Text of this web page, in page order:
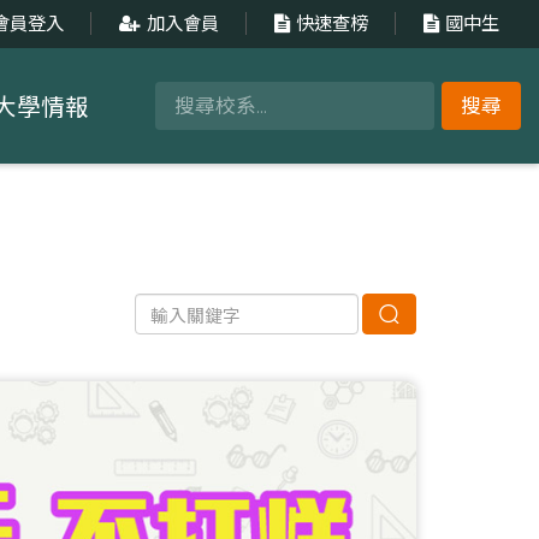
員登入 加入會員 快速查榜 國中生
搜尋
學情報